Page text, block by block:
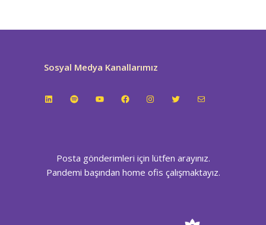
Sosyal Medya Kanallarımız
LinkedInSpotifyYouTubeFacebookInstagramTwitterE-posta
Posta gönderimleri için lütfen arayınız.
Pandemi başından home ofis çalışmaktayız.